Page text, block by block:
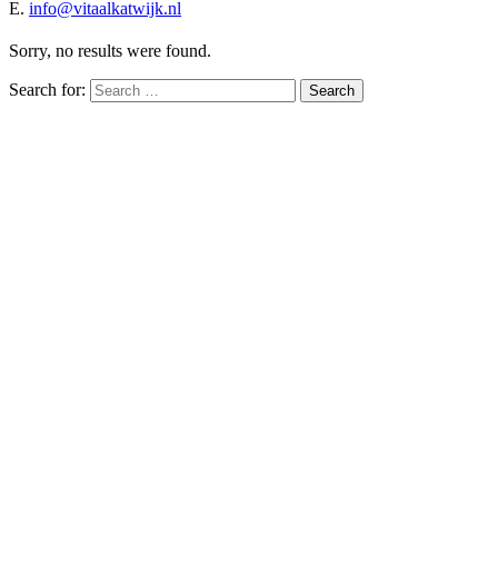
E. info@vitaalkatwijk.nl
Sorry, no results were found.
Search for: Search